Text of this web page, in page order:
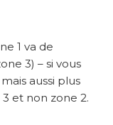
1 va de
3) – si vous
aussi plus
et non zone 2.